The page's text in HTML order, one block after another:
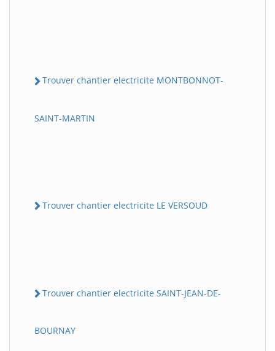
Trouver chantier electricite MONTBONNOT-
SAINT-MARTIN
Trouver chantier electricite LE VERSOUD
Trouver chantier electricite SAINT-JEAN-DE-
BOURNAY